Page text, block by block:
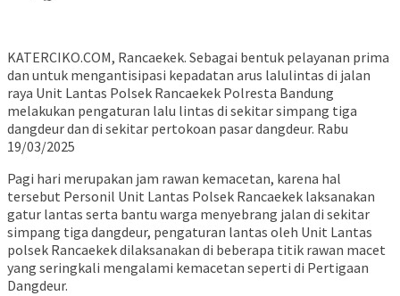
KATERCIKO.COM, Rancaekek. Sebagai bentuk pelayanan prima
dan untuk mengantisipasi kepadatan arus lalulintas di jalan
raya Unit Lantas Polsek Rancaekek Polresta Bandung
melakukan pengaturan lalu lintas di sekitar simpang tiga
dangdeur dan di sekitar pertokoan pasar dangdeur. Rabu
19/03/2025
Pagi hari merupakan jam rawan kemacetan, karena hal
tersebut Personil Unit Lantas Polsek Rancaekek laksanakan
gatur lantas serta bantu warga menyebrang jalan di sekitar
simpang tiga dangdeur, pengaturan lantas oleh Unit Lantas
polsek Rancaekek dilaksanakan di beberapa titik rawan macet
yang seringkali mengalami kemacetan seperti di Pertigaan
Dangdeur.